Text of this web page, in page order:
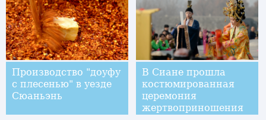
Производство "доуфу
с плесенью" в уезде
Сюаньэнь
В Сиане прошла
костюмированная
церемония
жертвоприношения